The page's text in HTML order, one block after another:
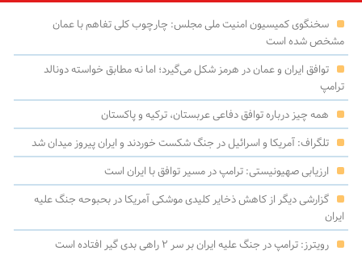
سخنگوی کمیسیون امنیت ملی مجلس: چارچوب کلی تفاهم با عمان
مشخص شده است
توافق ایران و عمان در هرمز شکل می‌گیرد؛ اما نه مطابق خواسته دونالد
ترامپ
همه چیز درباره توافق دفاعی عربستان، ترکیه و پاکستان
تلگراف: آمریکا و اسرائیل در جنگ شکست خوردند و ایران پیروز میدان شد
ارزیابی صهیونیستی: ترامپ در مسیر توافق با ایران است
گزارشی دیگر از کاهش ذخایر کلیدی موشکی آمریکا در بحبوحه جنگ علیه
ایران
رویترز: ترامپ در جنگ علیه ایران بر سر ۲ راهی بدی گیر افتاده است